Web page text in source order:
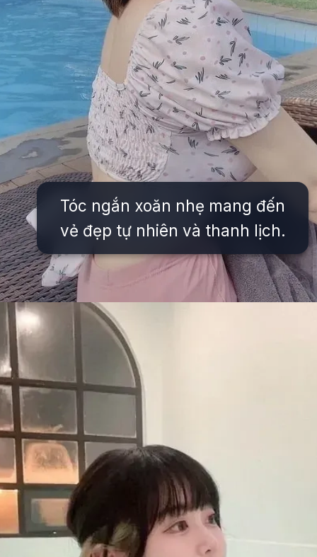
Tóc ngắn xoăn nhẹ mang đến
vẻ đẹp tự nhiên và thanh lịch.